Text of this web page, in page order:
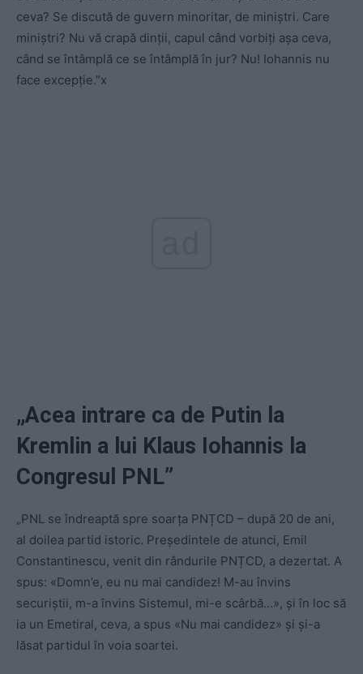
ceva? Se discută de guvern minoritar, de miniștri. Care
miniștri? Nu vă crapă dinții, capul când vorbiți așa ceva,
când se întâmplă ce se întâmplă în jur? Nu! Iohannis nu
face excepție.”x
„Acea intrare ca de Putin la
Kremlin a lui Klaus Iohannis la
Congresul PNL”
„PNL se îndreaptă spre soarța PNȚCD – după 20 de ani,
al doilea partid istoric. Președintele de atunci, Emil
Constantinescu, venit din rândurile PNȚCD, a dezertat. A
spus: «Domn’e, eu nu mai candidez! M-au învins
securiștii, m-a învins Sistemul, mi-e scârbă…», și în loc să
ia un Emetiral, ceva, a spus «Nu mai candidez» și și-a
lăsat partidul în voia soartei.